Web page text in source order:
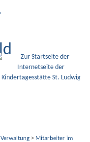
Verwaltung> Mitarbeiter im